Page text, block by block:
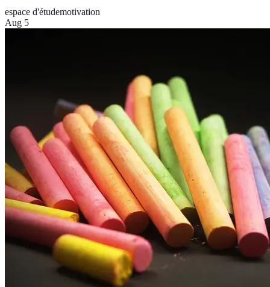
espace d'étudemotivation
Aug 5